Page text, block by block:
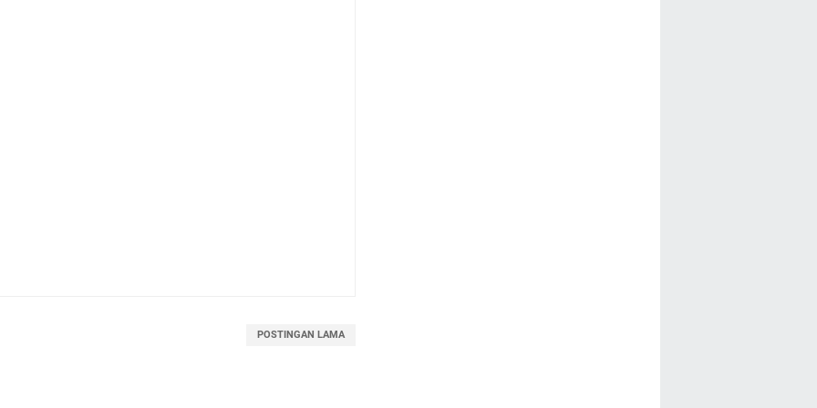
POSTINGAN LAMA